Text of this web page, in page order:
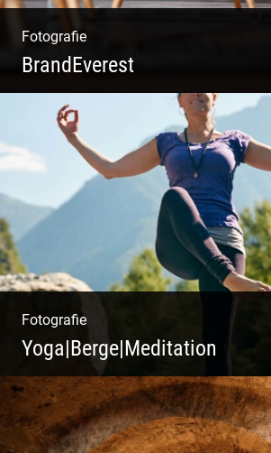
Fotografie
BrandEverest
Kommunikationsfotografie |
Bildwelten | Markenerlebnisse |
Design
Fotografie
Yoga|Berge|Meditation
Freiheit genießen | Körper,
| Ruhe und Entspannung |
Natur